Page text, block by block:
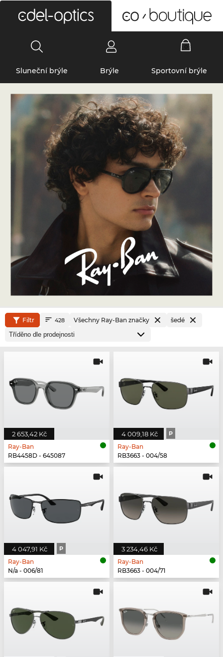
Sluneční brýle Brýle Sportovní brýle
Filtr 428 Všechny Ray-Ban značky šedé
2 653,42 Kč
Ray-Ban
RB4458D - 645087
4 009,18 Kč P
Ray-Ban
RB3663 - 004/58
4 047,91 Kč P
Ray-Ban
N/a - 006/81
3 234,46 Kč
Ray-Ban
RB3663 - 004/71